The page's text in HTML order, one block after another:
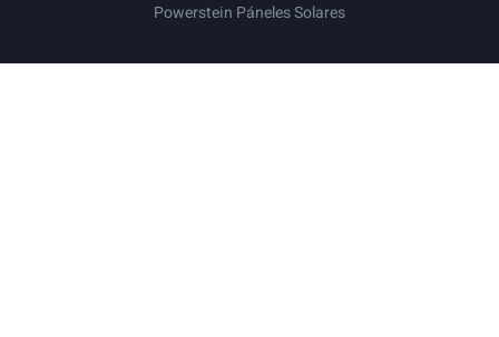
Powerstein Páneles Solares